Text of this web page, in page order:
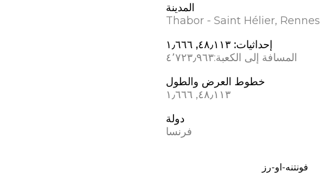
المدينة
Thabor - Saint Hélier, Rennes
إحداثيات:٤٨٫١١٣, ؜١٫٦٦٦
المسافة إلى الكعبة:٤٬٧٢٣٫٩٦٣
خطوط العرض والطول
٤٨٫١١٣, ؜١٫٦٦٦
دولة
فرنسا
فونتنه-او-رز